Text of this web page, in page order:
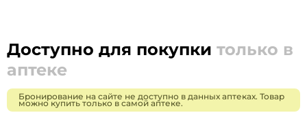
Доступно для покупки только в
аптеке
Бронирование на сайте не доступно в данных аптеках. Товар
можно купить только в самой аптеке.